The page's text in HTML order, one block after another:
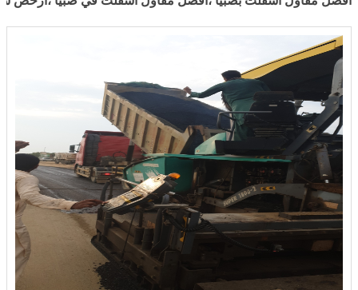
في صبيا، مع ارخص سعر متر اسفلت في صبيا. ...